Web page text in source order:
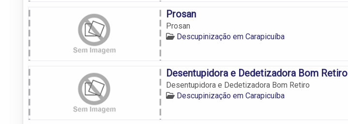
Prosan
Prosan
Descupinização em Carapicuíba
Desentupidora e Dedetizadora Bom Retiro
Desentupidora e Dedetizadora Bom Retiro
Descupinização em Carapicuíba